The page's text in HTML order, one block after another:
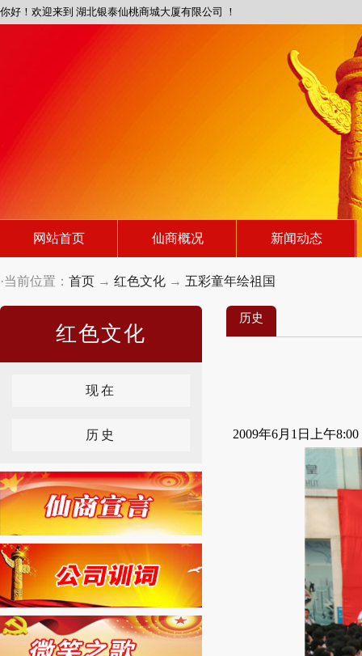
你好！欢迎来到 湖北银泰仙桃商城大厦有限公司 ！
网站首页 仙商概况 新闻动态
·当前位置： 首页 → 红色文化 → 五彩童年绘祖国
红色文化
现在
历史
历史
2009年6月1日上午